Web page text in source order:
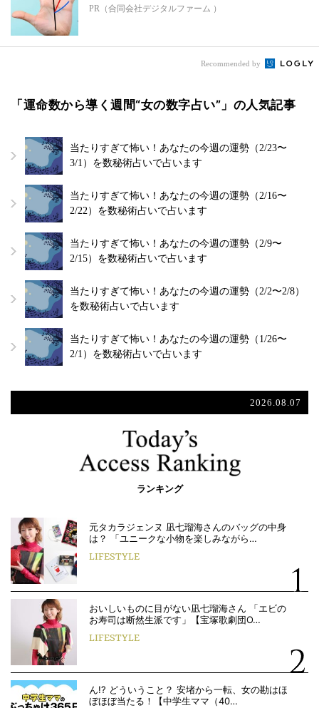
PR（合同会社デジタルファーム ）
Recommended by
「運命数から導く週間“女の数字占い”」の人気記事
当たりすぎて怖い！あなたの今週の運勢（2/23〜
3/1）を数秘術占いで占います
当たりすぎて怖い！あなたの今週の運勢（2/16〜
2/22）を数秘術占いで占います
当たりすぎて怖い！あなたの今週の運勢（2/9〜
2/15）を数秘術占いで占います
当たりすぎて怖い！あなたの今週の運勢（2/2〜2/8）
を数秘術占いで占います
当たりすぎて怖い！あなたの今週の運勢（1/26〜
2/1）を数秘術占いで占います
2026.08.07
ランキング
元タカラジェンヌ 凪七瑠海さんのバッグの中身
は？ 「ユニークな小物を楽しみながら…
LIFESTYLE
おいしいものに目がない凪七瑠海さん 「エビの
お寿司は断然生派です」【宝塚歌劇団O…
LIFESTYLE
ん!? どういうこと？ 安堵から一転、女の勘はほ
ぼほぼ当たる！【中学生ママ（40…